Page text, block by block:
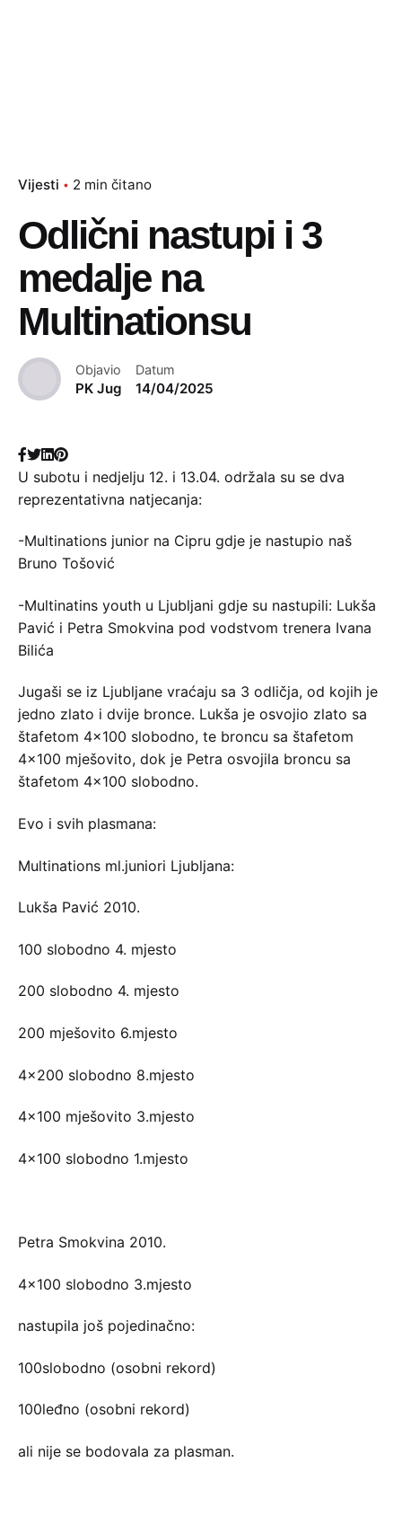
Vijesti 2 min čitano
Odlični nastupi i 3
medalje na
Multinationsu
Objavio
PK Jug
Datum
14/04/2025
U subotu i nedjelju 12. i 13.04. održala su se dva
reprezentativna natjecanja:
-Multinations junior na Cipru gdje je nastupio naš
Bruno Tošović
-Multinatins youth u Ljubljani gdje su nastupili: Lukša
Pavić i Petra Smokvina pod vodstvom trenera Ivana
Bilića
Jugaši se iz Ljubljane vraćaju sa 3 odličja, od kojih je
jedno zlato i dvije bronce. Lukša je osvojio zlato sa
štafetom 4×100 slobodno, te broncu sa štafetom
4×100 mješovito, dok je Petra osvojila broncu sa
štafetom 4×100 slobodno.
Evo i svih plasmana:
Multinations ml.juniori Ljubljana:
Lukša Pavić 2010.
100 slobodno 4. mjesto
200 slobodno 4. mjesto
200 mješovito 6.mjesto
4×200 slobodno 8.mjesto
4×100 mješovito 3.mjesto
4×100 slobodno 1.mjesto
Petra Smokvina 2010.
4×100 slobodno 3.mjesto
nastupila još pojedinačno:
100slobodno (osobni rekord)
100leđno (osobni rekord)
ali nije se bodovala za plasman.